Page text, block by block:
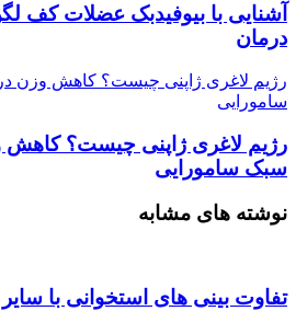
آشنایی با بیوفیدبک عضلات کف
درمان
سامورایی
سبک سامورایی
نوشته های مشابه
تفاوت بینی های استخوانی با